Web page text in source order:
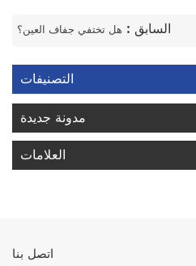
السابق : هل تختفي جفاف العين؟
التصنيفات
مدونة جديدة
العلامات
اتصل بنا